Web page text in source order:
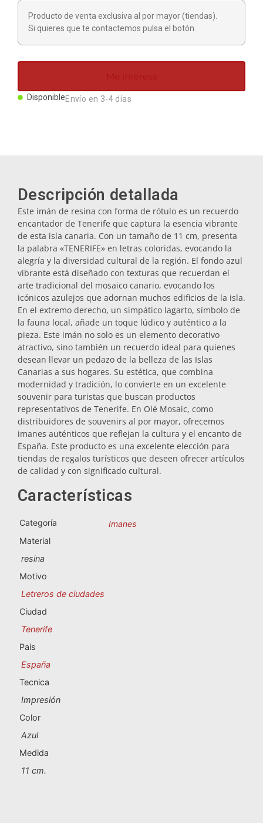
Figuras
Llaveros
Posavasos
Tapones
Aceiteras
Salvamanteles
Vasos
Vasos de chupito
Albacete
Alicante
Ávila
Badajoz
Producto de venta exclusiva al por mayor (tiendas).
Si quieres que te contactemos pulsa el botón.
Me interesa
DisponibleEnvío en 3-4 días
Descripción detallada
Este imán de resina con forma de rótulo es un recuerdo
encantador de Tenerife que captura la esencia vibrante
de esta isla canaria. Con un tamaño de 11 cm, presenta
la palabra «TENERIFE» en letras coloridas, evocando la
alegría y la diversidad cultural de la región. El fondo azul
vibrante está diseñado con texturas que recuerdan el
arte tradicional del mosaico canario, evocando los
icónicos azulejos que adornan muchos edificios de la isla.
En el extremo derecho, un simpático lagarto, símbolo de
la fauna local, añade un toque lúdico y auténtico a la
pieza. Este imán no solo es un elemento decorativo
atractivo, sino también un recuerdo ideal para quienes
desean llevar un pedazo de la belleza de las Islas
Canarias a sus hogares. Su estética, que combina
modernidad y tradición, lo convierte en un excelente
souvenir para turistas que buscan productos
representativos de Tenerife. En Olé Mosaic, como
distribuidores de souvenirs al por mayor, ofrecemos
imanes auténticos que reflejan la cultura y el encanto de
España. Este producto es una excelente elección para
tiendas de regalos turísticos que deseen ofrecer artículos
de calidad y con significado cultural.
Características
Categoría
Imanes
Material
resina
Motivo
Letreros de ciudades
Ciudad
Tenerife
Pais
España
Tecnica
Impresión
Color
Azul
Medida
11 cm.